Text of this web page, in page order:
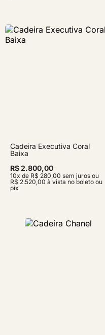
Cadeira Executiva Coral
Baixa
R$ 2.800,00
10x de R$ 280,00 sem juros ou
R$ 2.520,00 à vista no boleto ou
pix